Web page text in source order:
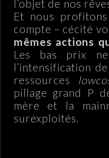
l’objet de nos
Et nous
compte – cécité
mêmes actions
Les bas prix
l’intensification
ressources
pillage grand P
mère et la
surexploités.